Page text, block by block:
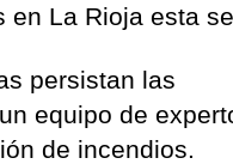
en La Rioja esta
persistan las
equipo de
de incendios.